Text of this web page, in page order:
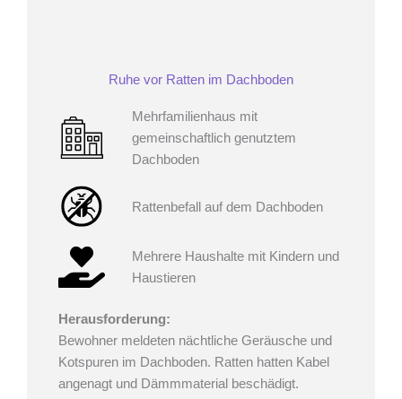
Ruhe vor Ratten im Dachboden
Mehrfamilienhaus mit
gemeinschaftlich genutztem
Dachboden
Rattenbefall auf dem Dachboden
Mehrere Haushalte mit Kindern und
Haustieren
Herausforderung:
Bewohner meldeten nächtliche Geräusche und
Kotspuren im Dachboden. Ratten hatten Kabel
angenagt und Dämmmaterial beschädigt.